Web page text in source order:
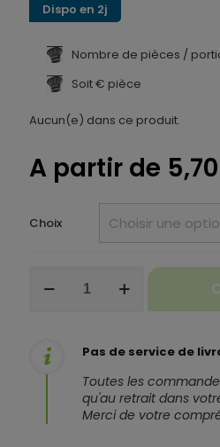
Dispo en 2j
Nombre de pièces /
Soit € pièce
Aucun(e) dans ce produit.
A partir de 5,70
Choix
Pas de service de
Toutes les
qu'au retrait dans
Merci de votre